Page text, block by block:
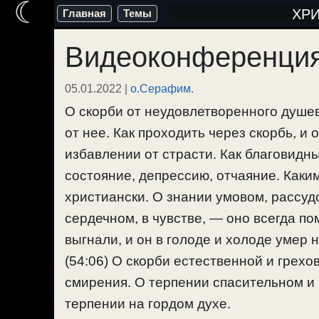
Перейти
содержимому
Главная Темы
05.01.2022 | о.Серафим.
О скорби от неудовлетворенного
от нее. Как проходить через скорбь,
избавлении от страсти. Как
состояние, депрессию, отчаяние.
христиански. О знании умовом,
сердечном, в чувстве, — оно всегда
выгнали, и он в голоде и холоде умер
(54:06) О скорби естественной и
смирения. О терпении спасительном
терпении на гордом духе.
☾